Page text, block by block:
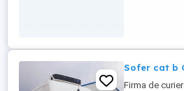
Sofer cat b
Firma de